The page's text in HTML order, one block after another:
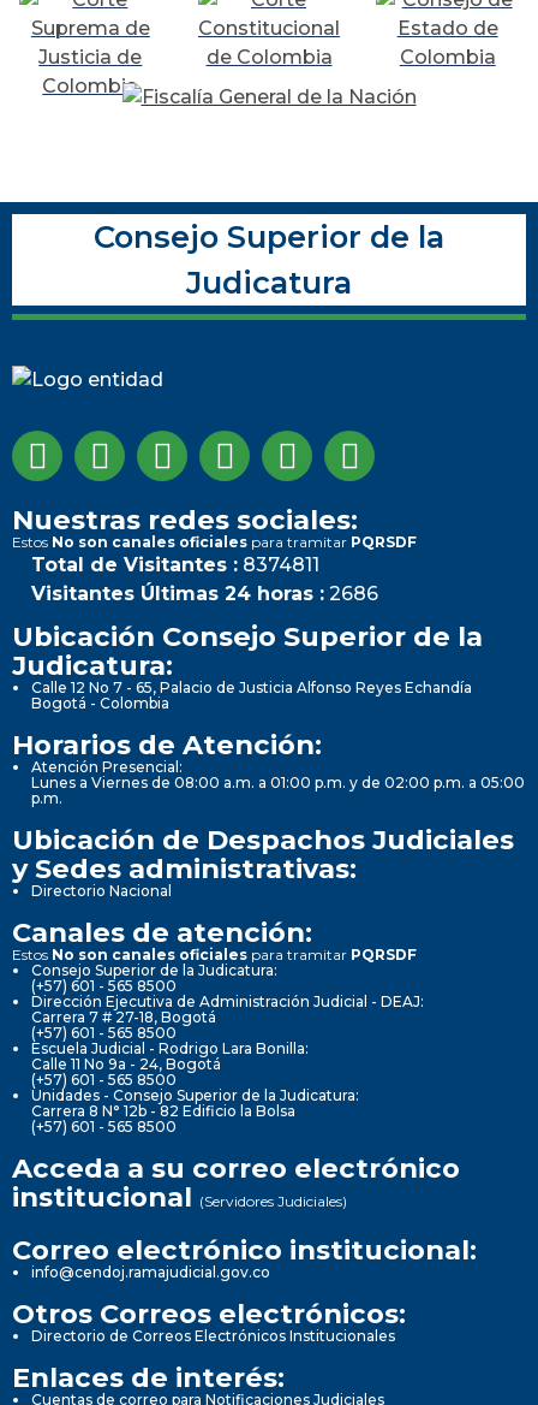
Consejo Superior de la
Judicatura
Nuestras redes sociales:
Estos No son canales oficiales para tramitar PQRSDF
Total de Visitantes : 8374811
Visitantes Últimas 24 horas : 2686
Ubicación Consejo Superior de la
Judicatura:
Calle 12 No 7 - 65, Palacio de Justicia Alfonso Reyes Echandía
Bogotá - Colombia
Horarios de Atención:
Atención Presencial:
Lunes a Viernes de 08:00 a.m. a 01:00 p.m. y de 02:00 p.m. a 05:00
p.m.
Ubicación de Despachos Judiciales
y Sedes administrativas:
Directorio Nacional
Canales de atención:
Estos No son canales oficiales para tramitar PQRSDF
Consejo Superior de la Judicatura:
(+57) 601 - 565 8500
Dirección Ejecutiva de Administración Judicial - DEAJ:
Carrera 7 # 27-18, Bogotá
(+57) 601 - 565 8500
Escuela Judicial - Rodrigo Lara Bonilla:
Calle 11 No 9a - 24, Bogotá
(+57) 601 - 565 8500
Unidades - Consejo Superior de la Judicatura:
Carrera 8 N° 12b - 82 Edificio la Bolsa
(+57) 601 - 565 8500
Acceda a su correo electrónico
institucional (Servidores Judiciales)
Correo electrónico institucional:
info@cendoj.ramajudicial.gov.co
Otros Correos electrónicos:
Directorio de Correos Electrónicos Institucionales
Enlaces de interés:
Cuentas de correo para Notificaciones Judiciales